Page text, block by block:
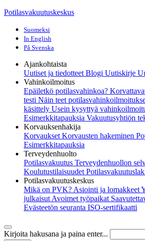
Potilasvakuutuskeskus
Suomeksi
In English
På Svenska
Ajankohtaista
Uutiset ja tiedotteet Blogi Uutiskirje
Vahinkoilmoitus
Epäiletkö potilasvahinkoa?
testi Näin teet
käsittely Usein kysyttyä
Esimerkkitapauksia Vakuutusyhtiön
Korvauksenhakija
Korvaukset Korvausten hakeminen
Esimerkkitapauksia
Terveydenhuolto
Potilasvakuutus Terveydenhuollon
Koulutustilaisuudet
Potilasvakuutuskeskus
Mikä on PVK? Asiointi ja lomakkeet
julkaisut Avoimet työpaikat
Evästeetön seuranta ISO-sertifikaatti
Kirjoita hakusana ja paina enter...